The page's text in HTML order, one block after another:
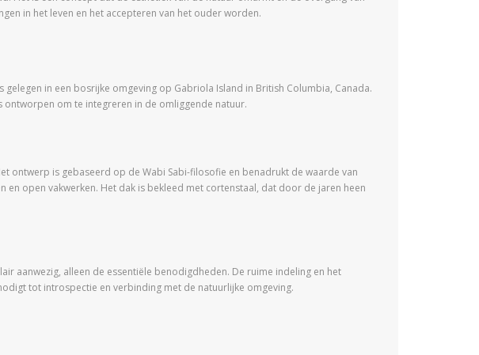
in het leven en het accepteren van het ouder worden.
in een bosrijke omgeving op Gabriola Island in British Columbia, Canada.
om te integreren in de omliggende natuur.
ontwerp is gebaseerd op de Wabi Sabi-filosofie en benadrukt de waarde van
open vakwerken. Het dak is bekleed met cortenstaal, dat door de jaren heen
aanwezig, alleen de essentiële benodigdheden. De ruime indeling en het
tot introspectie en verbinding met de natuurlijke omgeving.